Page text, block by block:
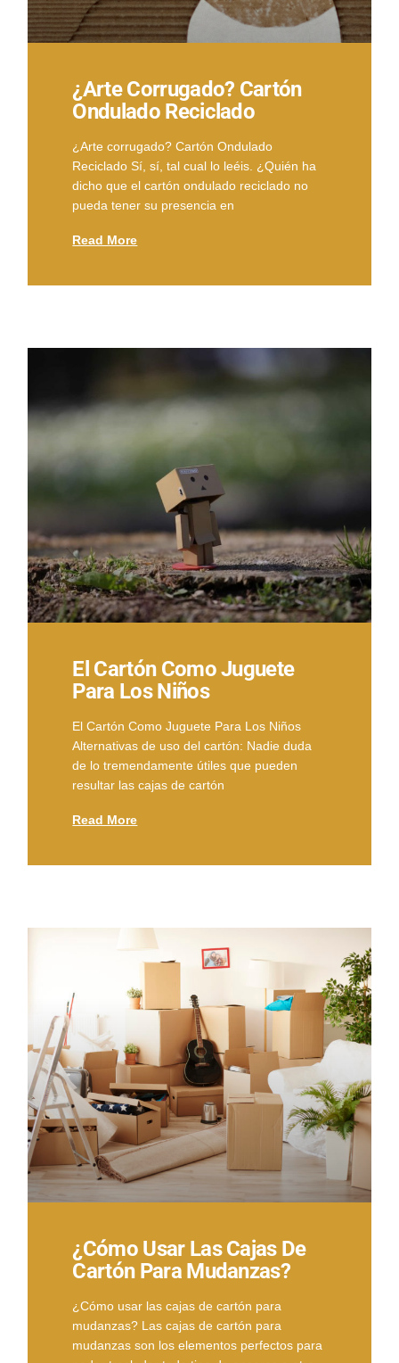
¿Arte Corrugado? Cartón
Ondulado Reciclado
¿Arte corrugado? Cartón Ondulado
Reciclado Sí, sí, tal cual lo leéis. ¿Quién ha
dicho que el cartón ondulado reciclado no
pueda tener su presencia en
Read More
El Cartón Como Juguete
Para Los Niños
El Cartón Como Juguete Para Los Niños
Alternativas de uso del cartón: Nadie duda
de lo tremendamente útiles que pueden
resultar las cajas de cartón
Read More
¿Cómo Usar Las Cajas De
Cartón Para Mudanzas?
¿Cómo usar las cajas de cartón para
mudanzas? Las cajas de cartón para
mudanzas son los elementos perfectos para